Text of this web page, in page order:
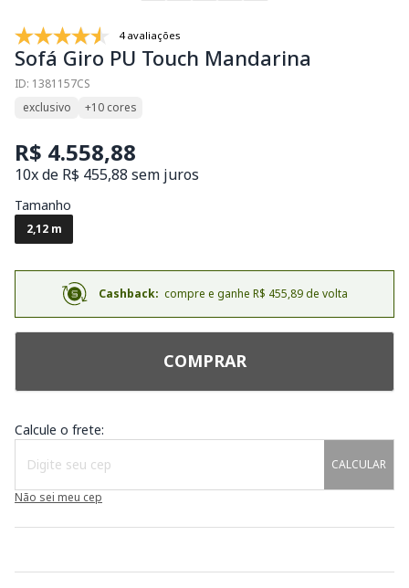
4 avaliações
Sofá Giro PU Touch Mandarina
ID: 1381157CS
exclusivo
+10 cores
R$ 4.558,88
10x de R$ 455,88 sem juros
Tamanho
2,12 m
Cashback: compre e ganhe R$ 455,89 de volta
COMPRAR
Calcule o frete:
CALCULAR
Não sei meu cep